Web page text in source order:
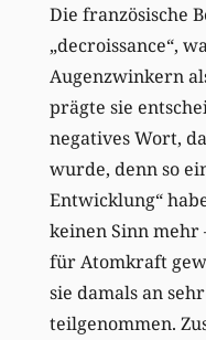
Die französische
„decroissance“,
Augenzwinkern
prägte sie
negatives Wort,
wurde, denn so
Entwicklung“
keinen Sinn mehr
für Atomkraft
sie damals an
teilgenommen.